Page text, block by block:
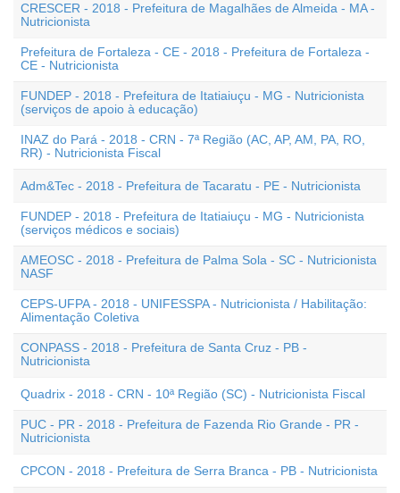
CRESCER - 2018 - Prefeitura de Magalhães de Almeida - MA -
Nutricionista
Prefeitura de Fortaleza - CE - 2018 - Prefeitura de Fortaleza -
CE - Nutricionista
FUNDEP - 2018 - Prefeitura de Itatiaiuçu - MG - Nutricionista
(serviços de apoio à educação)
INAZ do Pará - 2018 - CRN - 7ª Região (AC, AP, AM, PA, RO,
RR) - Nutricionista Fiscal
Adm&Tec - 2018 - Prefeitura de Tacaratu - PE - Nutricionista
FUNDEP - 2018 - Prefeitura de Itatiaiuçu - MG - Nutricionista
(serviços médicos e sociais)
AMEOSC - 2018 - Prefeitura de Palma Sola - SC - Nutricionista
NASF
CEPS-UFPA - 2018 - UNIFESSPA - Nutricionista / Habilitação:
Alimentação Coletiva
CONPASS - 2018 - Prefeitura de Santa Cruz - PB -
Nutricionista
Quadrix - 2018 - CRN - 10ª Região (SC) - Nutricionista Fiscal
PUC - PR - 2018 - Prefeitura de Fazenda Rio Grande - PR -
Nutricionista
CPCON - 2018 - Prefeitura de Serra Branca - PB - Nutricionista